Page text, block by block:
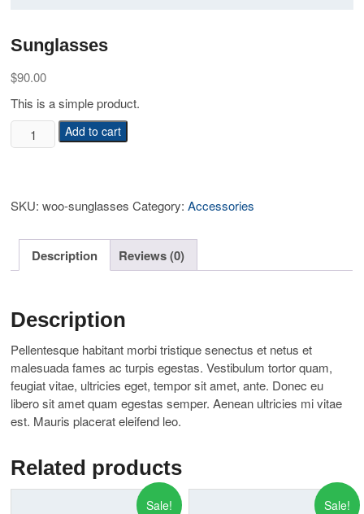
Sunglasses
$90.00
This is a simple product.
Sunglasses
quantity
Add to cart
SKU:woo-sunglasses Category:Accessories
Description Reviews (0)
Description
Pellentesque habitant morbi tristique senectus et netus et
malesuada fames ac turpis egestas. Vestibulum tortor quam,
feugiat vitae, ultricies eget, tempor sit amet, ante. Donec eu
libero sit amet quam egestas semper. Aenean ultricies mi vitae
est. Mauris placerat eleifend leo.
Related products
Sale! Sale!